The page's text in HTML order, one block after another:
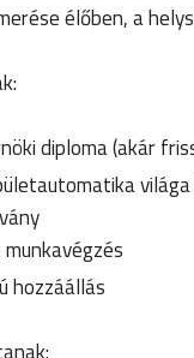
élőben, a
diploma (akár
hozzáállás